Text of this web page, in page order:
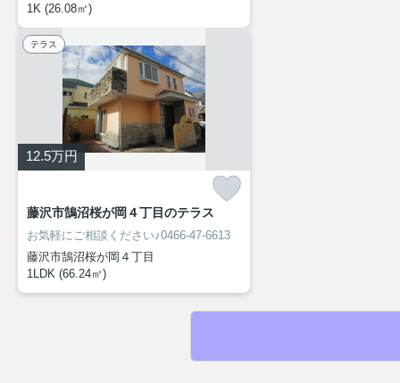
1K (26.08㎡)
テラス
12.5万円
藤沢市鵠沼桜が岡４丁目のテラス
お気軽にご相談ください♪0466-47-6613
藤沢市鵠沼桜が岡４丁目
1LDK (66.24㎡)